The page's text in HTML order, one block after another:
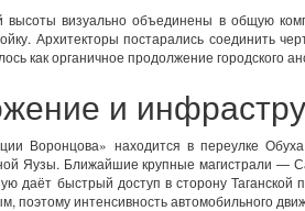
высоты визуально объединены в общую
Архитекторы постарались соединить
как органичное продолжение городского
и
Воронцова» находится в переулке
Яузы. Ближайшие крупные магистрали —
даёт быстрый доступ в сторону
поэтому интенсивность автомобильного